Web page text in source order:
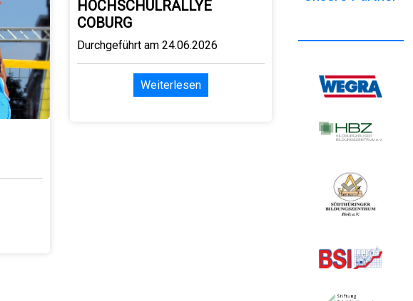
HOCHSCHULRALLYE
COBURG
Durchgeführt am 24.06.2026
Weiterlesen